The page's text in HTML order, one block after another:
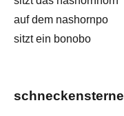
auf dem nashornpo
sitzt ein bonobo
schneckensterne